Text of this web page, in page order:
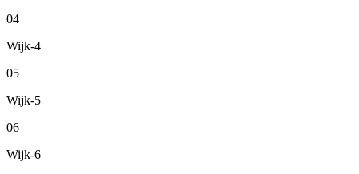
04
Wijk-4
05
Wijk-5
06
Wijk-6